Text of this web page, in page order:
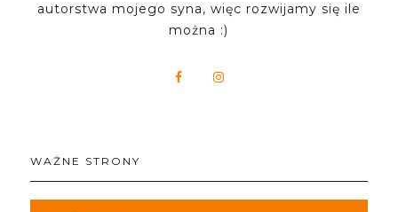
autorstwa mojego syna, więc rozwijamy się ile
można :)
WAŻNE STRONY